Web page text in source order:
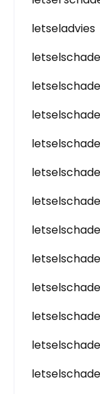
letseladvies
letselschade